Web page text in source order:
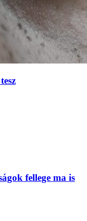
fellege ma is